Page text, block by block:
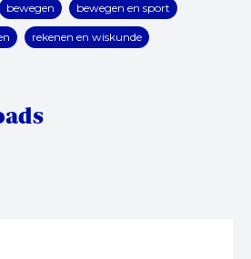
bewegen bewegen en sport
rekenen en wiskunde